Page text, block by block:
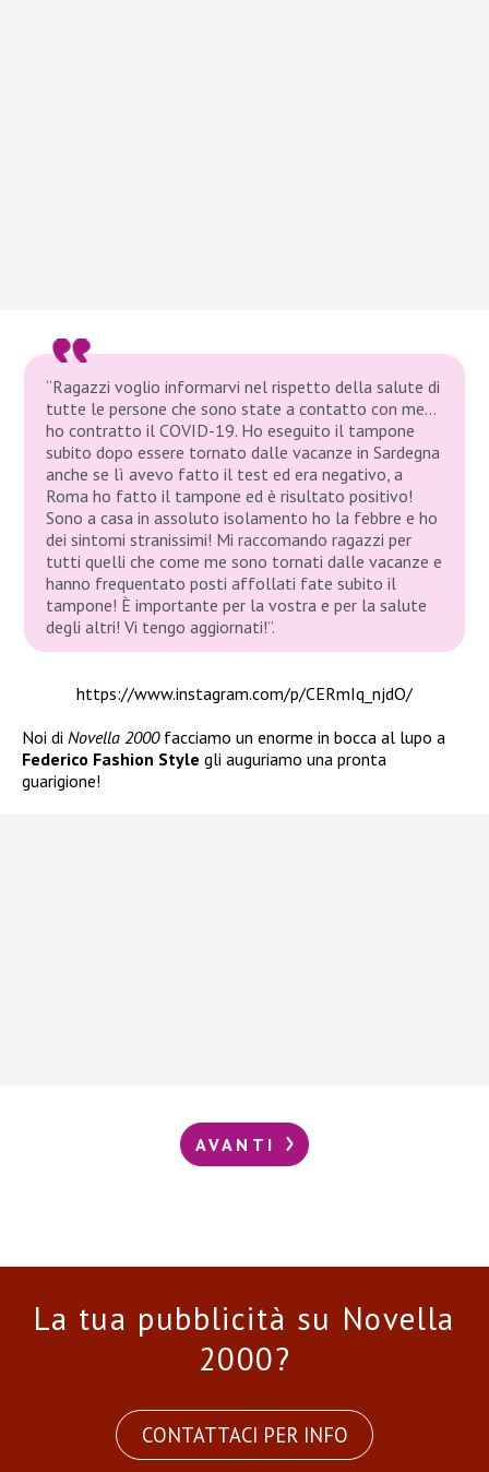
“Ragazzi voglio informarvi nel rispetto della salute di
tutte le persone che sono state a contatto con me…
ho contratto il COVID-19. Ho eseguito il tampone
subito dopo essere tornato dalle vacanze in Sardegna
anche se lì avevo fatto il test ed era negativo, a
Roma ho fatto il tampone ed è risultato positivo!
Sono a casa in assoluto isolamento ho la febbre e ho
dei sintomi stranissimi! Mi raccomando ragazzi per
tutti quelli che come me sono tornati dalle vacanze e
hanno frequentato posti affollati fate subito il
tampone! È importante per la vostra e per la salute
degli altri! Vi tengo aggiornati!”.
https://www.instagram.com/p/CERmIq_njdO/
Noi di Novella 2000facciamo un enorme in bocca al lupo a
Federico Fashion Style gli auguriamo una pronta
guarigione!
AVANTI
La tua pubblicità su Novella
2000?
CONTATTACI PER INFO